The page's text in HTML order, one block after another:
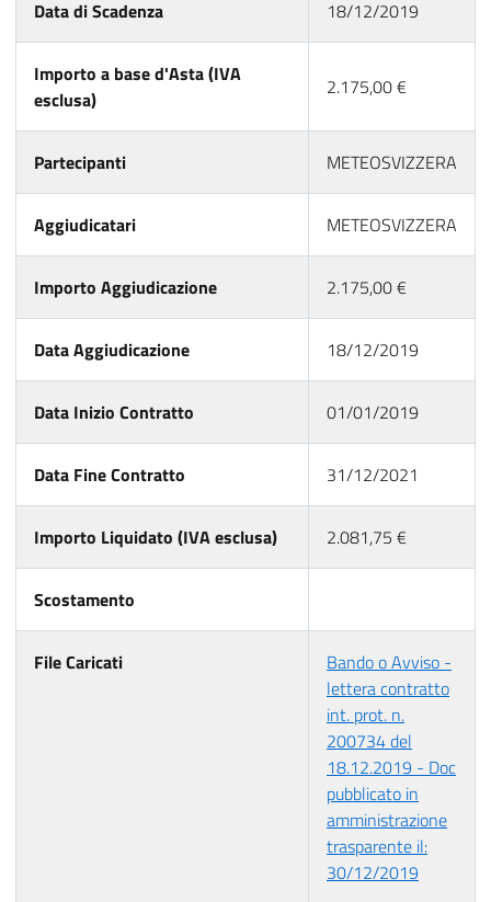
Data di Scadenza 18/12/2019
Importo a base d'Asta (IVA
esclusa)
2.175,00 €
Partecipanti METEOSVIZZERA
Aggiudicatari METEOSVIZZERA
Importo Aggiudicazione 2.175,00 €
Data Aggiudicazione 18/12/2019
Data Inizio Contratto 01/01/2019
Data Fine Contratto 31/12/2021
Importo Liquidato (IVA esclusa) 2.081,75 €
Scostamento
File Caricati
Bando o Avviso -
lettera contratto
int. prot. n.
200734 del
18.12.2019 - Doc
pubblicato in
amministrazione
trasparente il:
30/12/2019